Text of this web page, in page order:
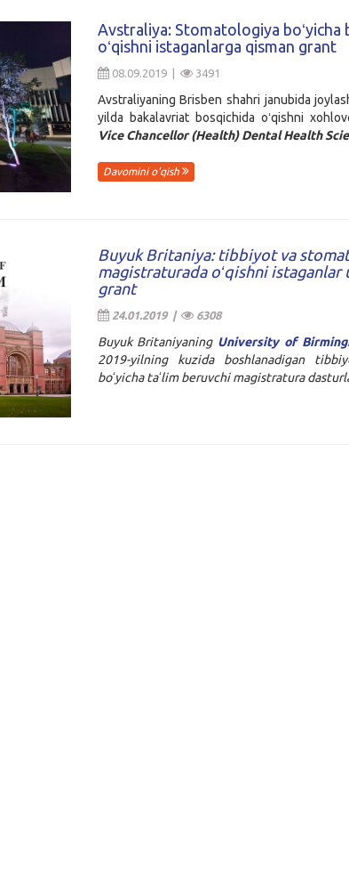
Avstraliya: Stomatologiya boʻyicha
oʻqishni istaganlarga qisman grant
08.09.2019 | 3491
Avstraliyaning Brisben shahri janubida
yilda bakalavriat bosqichida oʻqishni
Vice Chancellor (Health) Dental Health
Davomini o'qish
Buyuk Britaniya: tibbiyot va
magistraturada oʻqishni
grant
24.01.2019 | 6308
Buyuk Britaniyaning University of
2019-yilning kuzida boshlanadigan
boʻyicha taʻlim beruvchi magistratura